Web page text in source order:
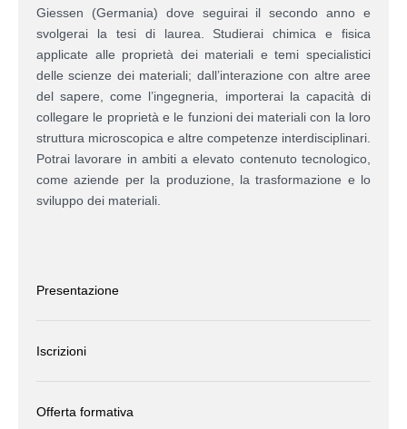
Giessen (Germania) dove seguirai il secondo anno e
svolgerai la tesi di laurea. Studierai chimica e fisica
applicate alle proprietà dei materiali e temi specialistici
delle scienze dei materiali; dall’interazione con altre aree
del sapere, come l’ingegneria, importerai la capacità di
collegare le proprietà e le funzioni dei materiali con la loro
struttura microscopica e altre competenze interdisciplinari.
Potrai lavorare in ambiti a elevato contenuto tecnologico,
come aziende per la produzione, la trasformazione e lo
sviluppo dei materiali.
Presentazione
Iscrizioni
Offerta formativa